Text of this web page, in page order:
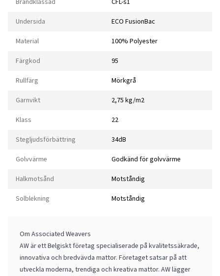
Brandklassad CFL-s1
Undersida ECO FusionBac
Material 100% Polyester
Färgkod 95
Rullfärg Mörkgrå
Garnvikt 2,75 kg/m2
Klass 22
Stegljudsförbättring 34dB
Golvvärme Godkänd för golvvärme
Halkmotsånd Motståndig
Solblekning Motståndig
Om Associated Weavers
AW är ett Belgiskt företag specialiserade på kvalitetssäkrade,
innovativa och bredvävda mattor. Företaget satsar på att
utveckla moderna, trendiga och kreativa mattor. AW lägger